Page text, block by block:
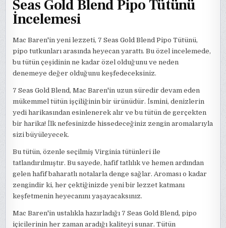
Seas Gold Blend Pipo Tütünü
İncelemesi
Mac Baren'in yeni lezzeti, 7 Seas Gold Blend Pipo Tütünü,
pipo tutkunları arasında heyecan yarattı. Bu özel incelemede,
bu tütün çeşidinin ne kadar özel olduğunu ve neden
denemeye değer olduğunu keşfedeceksiniz.
7 Seas Gold Blend, Mac Baren'in uzun süredir devam eden
mükemmel tütün işçiliğinin bir ürünüdür. İsmini, denizlerin
yedi harikasından esinlenerek alır ve bu tütün de gerçekten
bir harika! İlk nefesinizde hissedeceğiniz zengin aromalarıyla
sizi büyüleyecek.
Bu tütün, özenle seçilmiş Virginia tütünleri ile
tatlandırılmıştır. Bu sayede, hafif tatlılık ve hemen ardından
gelen hafif baharatlı notalarla denge sağlar. Aroması o kadar
zengindir ki, her çektiğinizde yeni bir lezzet katmanı
keşfetmenin heyecanını yaşayacaksınız.
Mac Baren'in ustalıkla hazırladığı 7 Seas Gold Blend, pipo
içicilerinin her zaman aradığı kaliteyi sunar. Tütün